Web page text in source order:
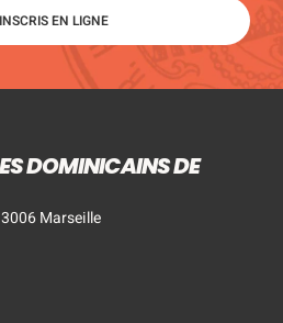
EN LIGNE
DOMINICAINS DE
Marseille